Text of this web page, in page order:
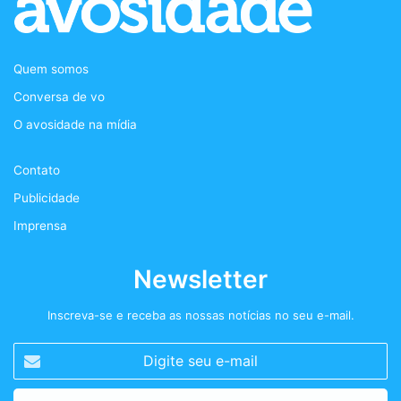
b
t
a
Quem somos
Conversa de vo
O avosidade na mídia
Contato
Publicidade
Imprensa
Newsletter
Inscreva-se e receba as nossas notícias no seu e-mail.
seu
e-